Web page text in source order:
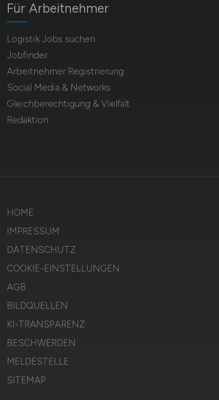
Für Arbeitnehmer
Logistik Jobs suchen
Jobfinder
Arbeitnehmer Registrierung
Social Media & Networks
Gleichberechtigung & Vielfalt
Redaktion
HOME
IMPRESSUM
DATENSCHUTZ
COOKIE-EINSTELLUNGEN
AGB
BILDQUELLEN
KI-TRANSPARENZ
BESCHWERDEN
MELDESTELLE
SITEMAP